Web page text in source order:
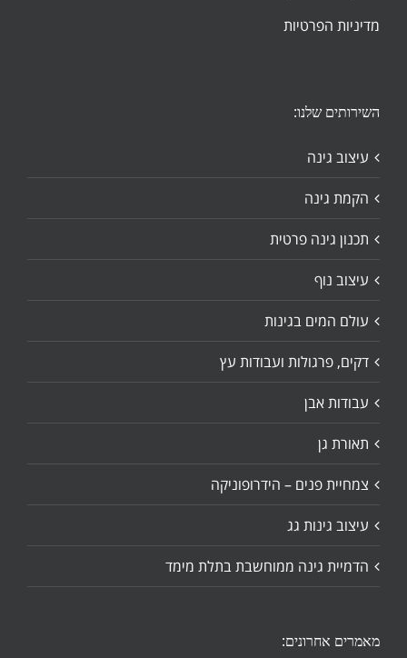
מדיניות הפרטיות
השירותים שלנו:
עיצוב גינה
הקמת גינה
תכנון גינה פרטית
עיצוב נוף
עולם המים בגינות
דקים, פרגולות ועבודות עץ
עבודות אבן
תאורת גן
צמחיית פנים – הידרופוניקה
עיצוב גינות גג
הדמיית גינה ממוחשבת בתלת מימד
מאמרים אחרונים: